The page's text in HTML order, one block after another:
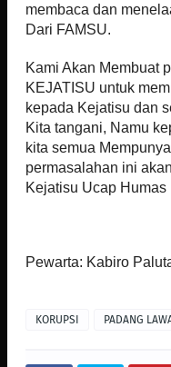
membaca dan
Dari FAMSU.
Kami Akan Membuat
KEJATISU untuk
kepada Kejatisu dan
Kita tangani, Namu
kita semua
permasalahan ini
Kejatisu Ucap
Pewarta: Kabiro
KORUPSI PADANG